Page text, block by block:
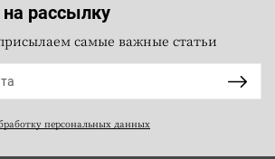
рассылку
самые важные статьи
персональных данных